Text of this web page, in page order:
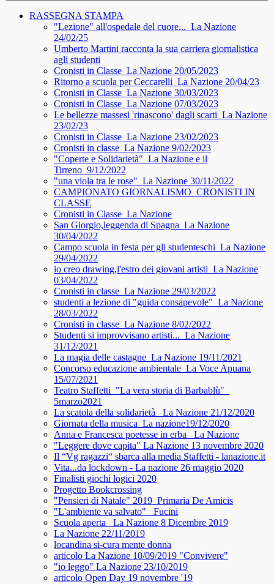
RASSEGNA STAMPA
"Lezione" all'ospedale del cuore..._La Nazione
24/02/25
Umberto Martini racconta la sua carriera giornalistica
agli studenti
Cronisti in Classe_La Nazione 20/05/2023
Ritorno a scuola per Ceccarelli_La Nazione 20/04/23
Cronisti in Classe_La Nazione 30/03/2023
Cronisti in Classe_La Nazione 07/03/2023
Le bellezze massesi 'rinascono' dagli scarti_La Nazione
23/02/23
Cronisti in Classe_La Nazione 23/02/2023
Cronisti in classe_La Nazione 9/02/2023
"Coperte e Solidarietà"_La Nazione e il
Tirreno_9/12/2022
"una viola tra le rose"_La Nazione 30/11/2022
CAMPIONATO GIORNALISMO_CRONISTI IN
CLASSE
Cronisti in Classe_La Nazione
San Giorgio,leggenda di Spagna_La Nazione
30/04/2022
Campo scuola in festa per gli studenteschi_La Nazione
29/04/2022
io creo drawing,l'estro dei giovani artisti_La Nazione
03/04/2022
Cronisti in classe_La Nazione 29/03/2022
studenti a lezione di "guida consapevole"_La Nazione
28/03/2022
Cronisti in classe_La Nazione 8/02/2022
Studenti si improvvisano artisti..._La Nazione
31/12/2021
La magia delle castagne_La Nazione 19/11/2021
Concorso educazione ambientale_La Voce Apuana
15/07/2021
Teatro Staffetti_"La vera storia di Barbablù"_
5marzo2021
La scatola della solidarietà_ La Nazione 21/12/2020
Giornata della musica_La nazione19/12/2020
Anna e Francesca poetesse in erba_ La Nazione
"Leggere dove capita" La Nazione 13 novembre 2020
Il “Vg ragazzi“ sbarca alla media Staffetti - lanazione.it
Vita...da lockdown - La nazione 26 maggio 2020
Finalisti giochi logici 2020
Progetto Bookcrossing
"Pensieri di Natale" 2019_Primaria De Amicis
"L'ambiente va salvato"_ Fucini
Scuola aperta_ La Nazione 8 Dicembre 2019
La Nazione 22/11/2019
locandina si-cura mente donna
articolo La Nazione 10/09/2019 "Convivere"
"io leggo" La Nazione 23/10/2019
articolo Open Day 19 novembre '19